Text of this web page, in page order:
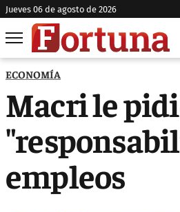
jueves 06 de agosto de 2026
ECONOMÍA
Macri le
empleos